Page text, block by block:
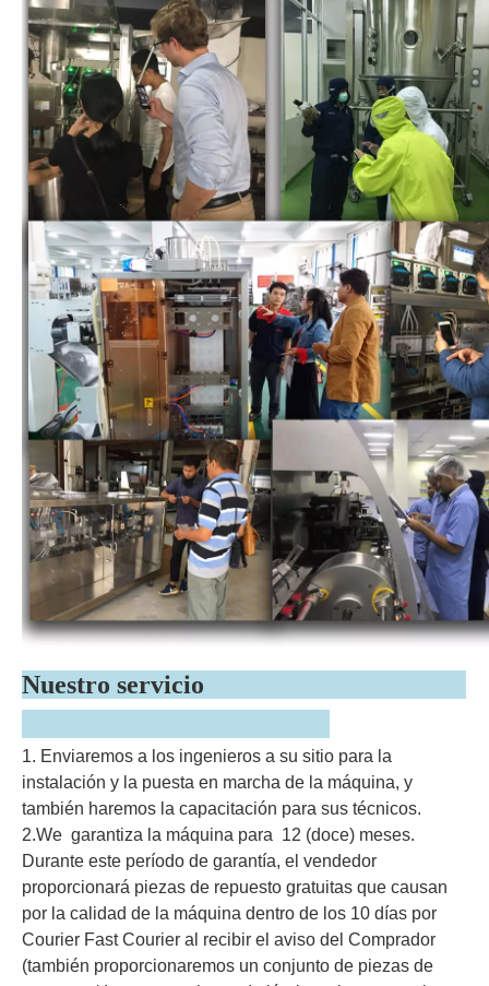
Nuestro servicio
1. Enviaremos a los ingenieros a su sitio para la
instalación y la puesta en marcha de la máquina, y
también haremos la capacitación para sus técnicos.
2.We garantiza la máquina para 12 (doce) meses.
Durante este período de garantía, el vendedor
proporcionará piezas de repuesto gratuitas que causan
por la calidad de la máquina dentro de los 10 días por
Courier Fast Courier al recibir el aviso del Comprador
(también proporcionaremos un conjunto de piezas de